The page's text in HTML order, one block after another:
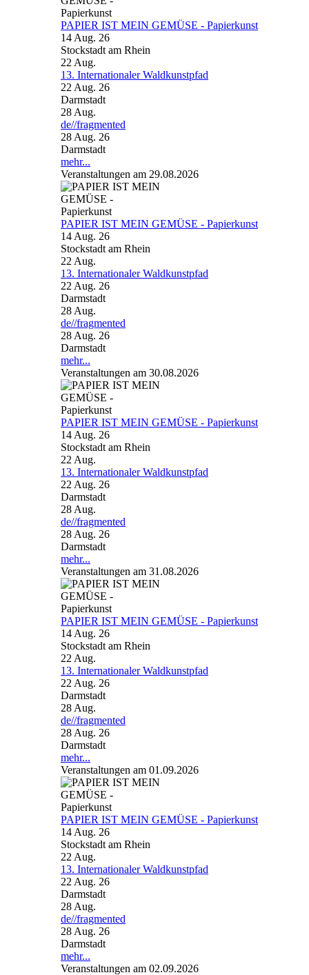
PAPIER IST MEIN GEMÜSE - Papierkunst
14 Aug. 26
Stockstadt am Rhein
22 Aug.
13. Internationaler Waldkunstpfad
22 Aug. 26
Darmstadt
28 Aug.
de//fragmented
28 Aug. 26
Darmstadt
mehr...
Veranstaltungen am 29.08.2026
PAPIER IST MEIN GEMÜSE - Papierkunst
14 Aug. 26
Stockstadt am Rhein
22 Aug.
13. Internationaler Waldkunstpfad
22 Aug. 26
Darmstadt
28 Aug.
de//fragmented
28 Aug. 26
Darmstadt
mehr...
Veranstaltungen am 30.08.2026
PAPIER IST MEIN GEMÜSE - Papierkunst
14 Aug. 26
Stockstadt am Rhein
22 Aug.
13. Internationaler Waldkunstpfad
22 Aug. 26
Darmstadt
28 Aug.
de//fragmented
28 Aug. 26
Darmstadt
mehr...
Veranstaltungen am 31.08.2026
PAPIER IST MEIN GEMÜSE - Papierkunst
14 Aug. 26
Stockstadt am Rhein
22 Aug.
13. Internationaler Waldkunstpfad
22 Aug. 26
Darmstadt
28 Aug.
de//fragmented
28 Aug. 26
Darmstadt
mehr...
Veranstaltungen am 01.09.2026
PAPIER IST MEIN GEMÜSE - Papierkunst
14 Aug. 26
Stockstadt am Rhein
22 Aug.
13. Internationaler Waldkunstpfad
22 Aug. 26
Darmstadt
28 Aug.
de//fragmented
28 Aug. 26
Darmstadt
mehr...
Veranstaltungen am 02.09.2026